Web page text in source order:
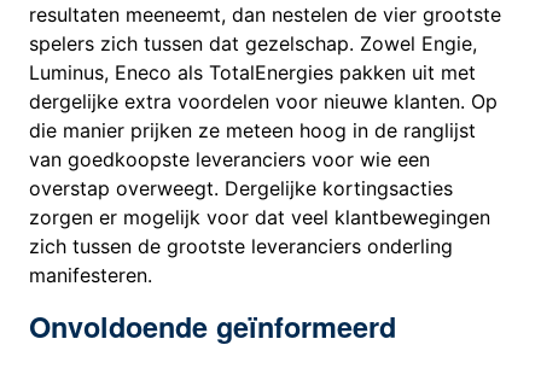
resultaten meeneemt, dan nestelen de vier grootste
spelers zich tussen dat gezelschap. Zowel Engie,
Luminus, Eneco als TotalEnergies pakken uit met
dergelijke extra voordelen voor nieuwe klanten. Op
die manier prijken ze meteen hoog in de ranglijst
van goedkoopste leveranciers voor wie een
overstap overweegt. Dergelijke kortingsacties
zorgen er mogelijk voor dat veel klantbewegingen
zich tussen de grootste leveranciers onderling
manifesteren.
Onvoldoende geïnformeerd